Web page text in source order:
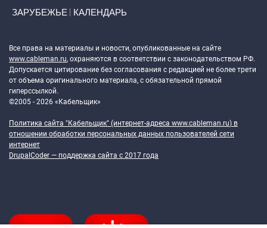
ЗАРУБЕЖЬЕ КАЛЕНДАРЬ
Все права на материалы и новости, опубликованные на сайте
www.cableman.ru, охраняются в соответствии с законодательством РФ.
Допускается цитирование без согласования с редакцией не более трети
от объема оригинального материала, с обязательной прямой
гиперссылкой.
©2005 - 2026 «Кабельщик»
Политика сайта "Кабельщик" (интернет-адреса www.cableman.ru) в
отношении обработки персональных данных пользователей сети
интернет
DrupalCoder — поддержка сайта c 2017 года